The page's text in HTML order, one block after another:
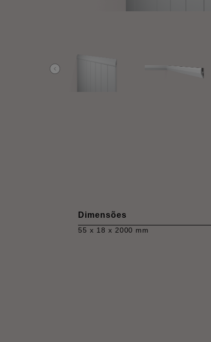
Dimensões
55 x 18 x 2000 mm